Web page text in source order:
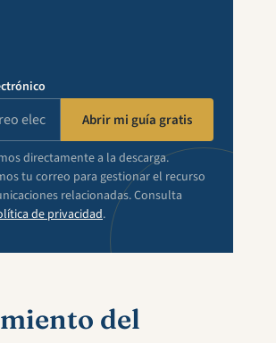
Abrir mi guía gratis
directamente a la descarga.
tu correo para gestionar el recurso
relacionadas. Consulta
de privacidad.
del